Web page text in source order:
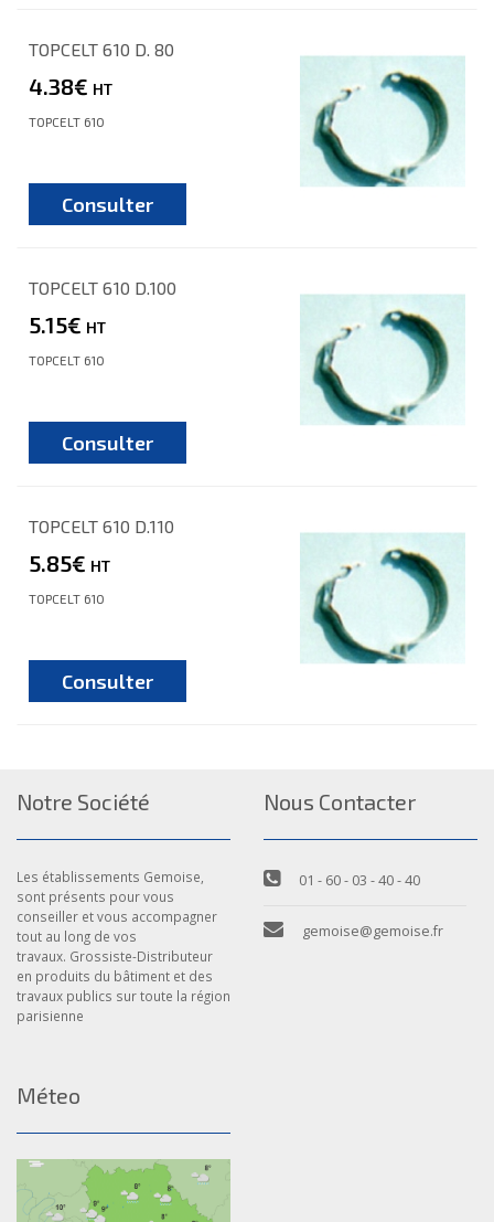
TOPCELT 610 D. 80
4.38€ HT
TOPCELT 610
Consulter
TOPCELT 610 D.100
5.15€ HT
TOPCELT 610
Consulter
TOPCELT 610 D.110
5.85€ HT
TOPCELT 610
Consulter
Notre Société
Les établissements Gemoise,
sont présents pour vous
conseiller et vous accompagner
tout au long de vos
travaux. Grossiste-Distributeur
en produits du bâtiment et des
travaux publics sur toute la région
parisienne
Nous Contacter
01 - 60 - 03 - 40 - 40
gemoise@gemoise.fr
Méteo